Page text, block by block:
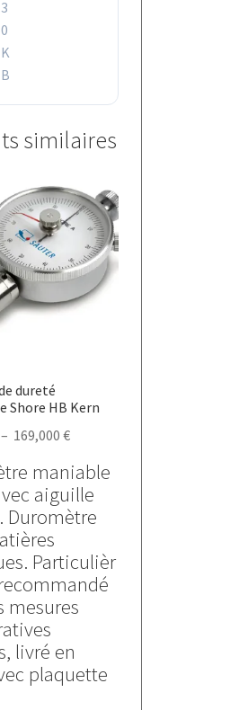
3
0
K
B
similaires
dureté
Shore HB Kern
– 169,000 €Plage
prix :
149,000 €
à
maniable
aiguille
Duromètre
Particulièr
mesures
livré en
plaquette